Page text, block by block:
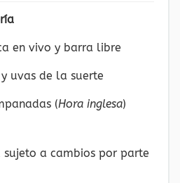
en vivo y barra libre
uvas de la suerte
(Hora inglesa)
sujeto a cambios por parte